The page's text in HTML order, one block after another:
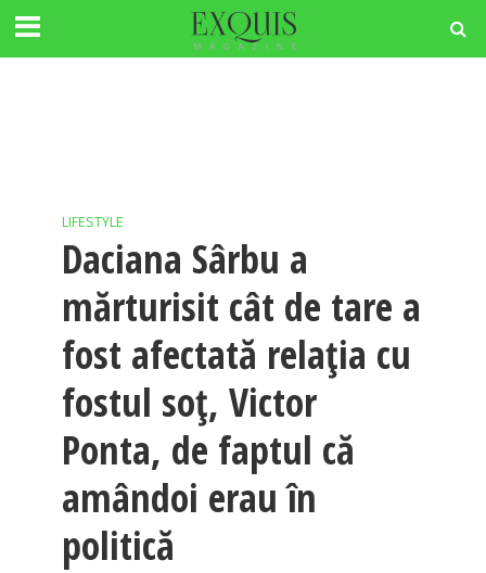
LIFESTYLE
Daciana Sârbu a
mărturisit cât de tare a
fost afectată relația cu
fostul soț, Victor
Ponta, de faptul că
amândoi erau în
politică